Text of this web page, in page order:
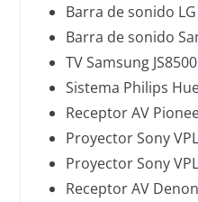
Barra de sonido LG
Barra de sonido
TV Samsung JS8500
Sistema Philips
Receptor AV
Proyector Sony
Proyector Sony
Receptor AV